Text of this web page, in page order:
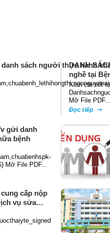
sách người thực hành
DANH
nghề tại
Xem chi tiết
Mở File PDF...
Đọc tiếp
v gửi danh
bệnh
Mở File PDF...
cấp nộp
vụ sửa
tế